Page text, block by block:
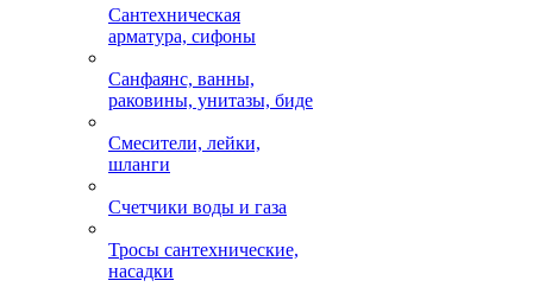
Сантехническая
арматура, сифоны
Санфаянс, ванны,
раковины, унитазы, биде
Смесители, лейки,
шланги
Счетчики воды и газа
Тросы сантехнические,
насадки